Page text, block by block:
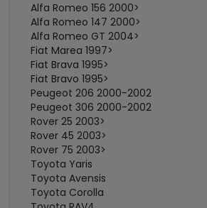
Alfa Romeo 156 2000>
Alfa Romeo 147 2000>
Alfa Romeo GT 2004>
Fiat Marea 1997>
Fiat Brava 1995>
Fiat Bravo 1995>
Peugeot 206 2000-2002
Peugeot 306 2000-2002
Rover 25 2003>
Rover 45 2003>
Rover 75 2003>
Toyota Yaris
Toyota Avensis
Toyota Corolla